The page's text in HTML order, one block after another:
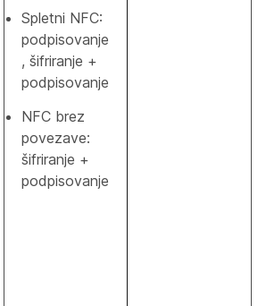
Spletni NFC:
podpisovanje
, šifriranje +
podpisovanje
NFC brez
povezave:
šifriranje +
podpisovanje